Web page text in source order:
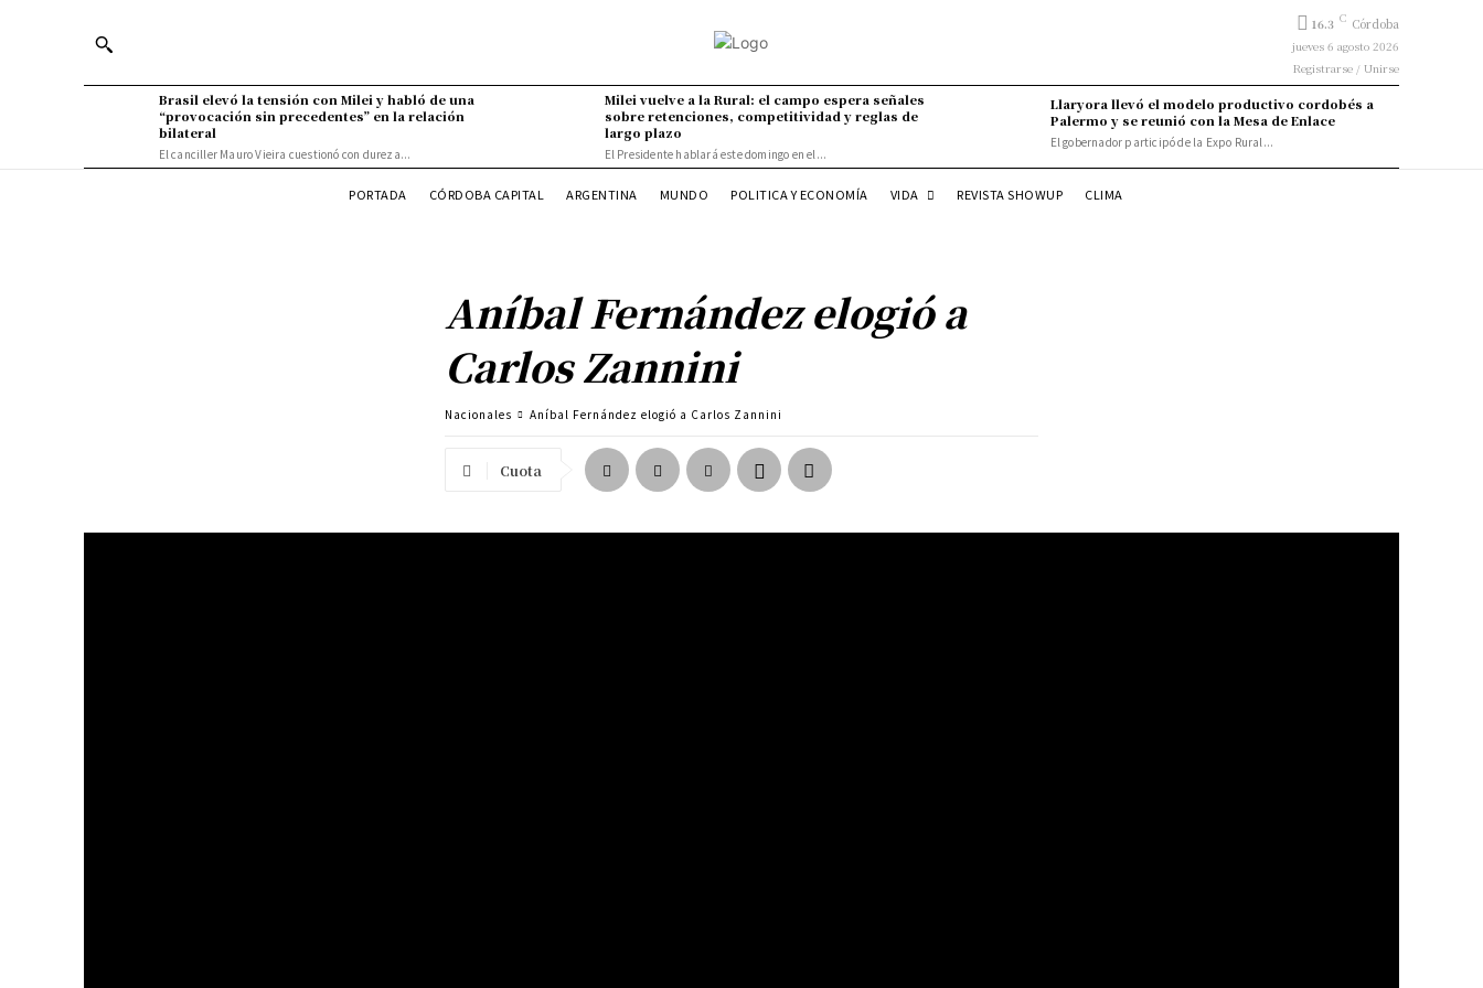
16.3 C Córdoba
jueves 6 agosto 2026
Registrarse / Unirse
Brasil elevó la tensión con Milei y habló de una
“provocación sin precedentes” en la relación
bilateral
El canciller Mauro Vieira cuestionó con dureza...
Milei vuelve a la Rural: el campo espera señales
sobre retenciones, competitividad y reglas de
largo plazo
El Presidente hablará este domingo en el...
Llaryora llevó el modelo productivo cordobés a
Palermo y se reunió con la Mesa de Enlace
El gobernador participó de la Expo Rural...
PORTADA CÓRDOBA CAPITAL ARGENTINA MUNDO POLITICA Y ECONOMÍA VIDA REVISTA SHOWUP CLIMA
Aníbal Fernández elogió a
Carlos Zannini
Nacionales Aníbal Fernández elogió a Carlos Zannini
Cuota